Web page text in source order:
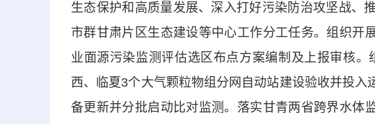
生态保护和高质量发展、深入打好污染防治攻坚战、
市群甘肃片区生态建设等中心工作分工任务。组织开
业面源污染监测评估选区布点方案编制及上报审核
西、临夏3个大气颗粒物组分网自动站建设验收并投
备更新并分批启动比对监测。落实甘青两省跨界水体